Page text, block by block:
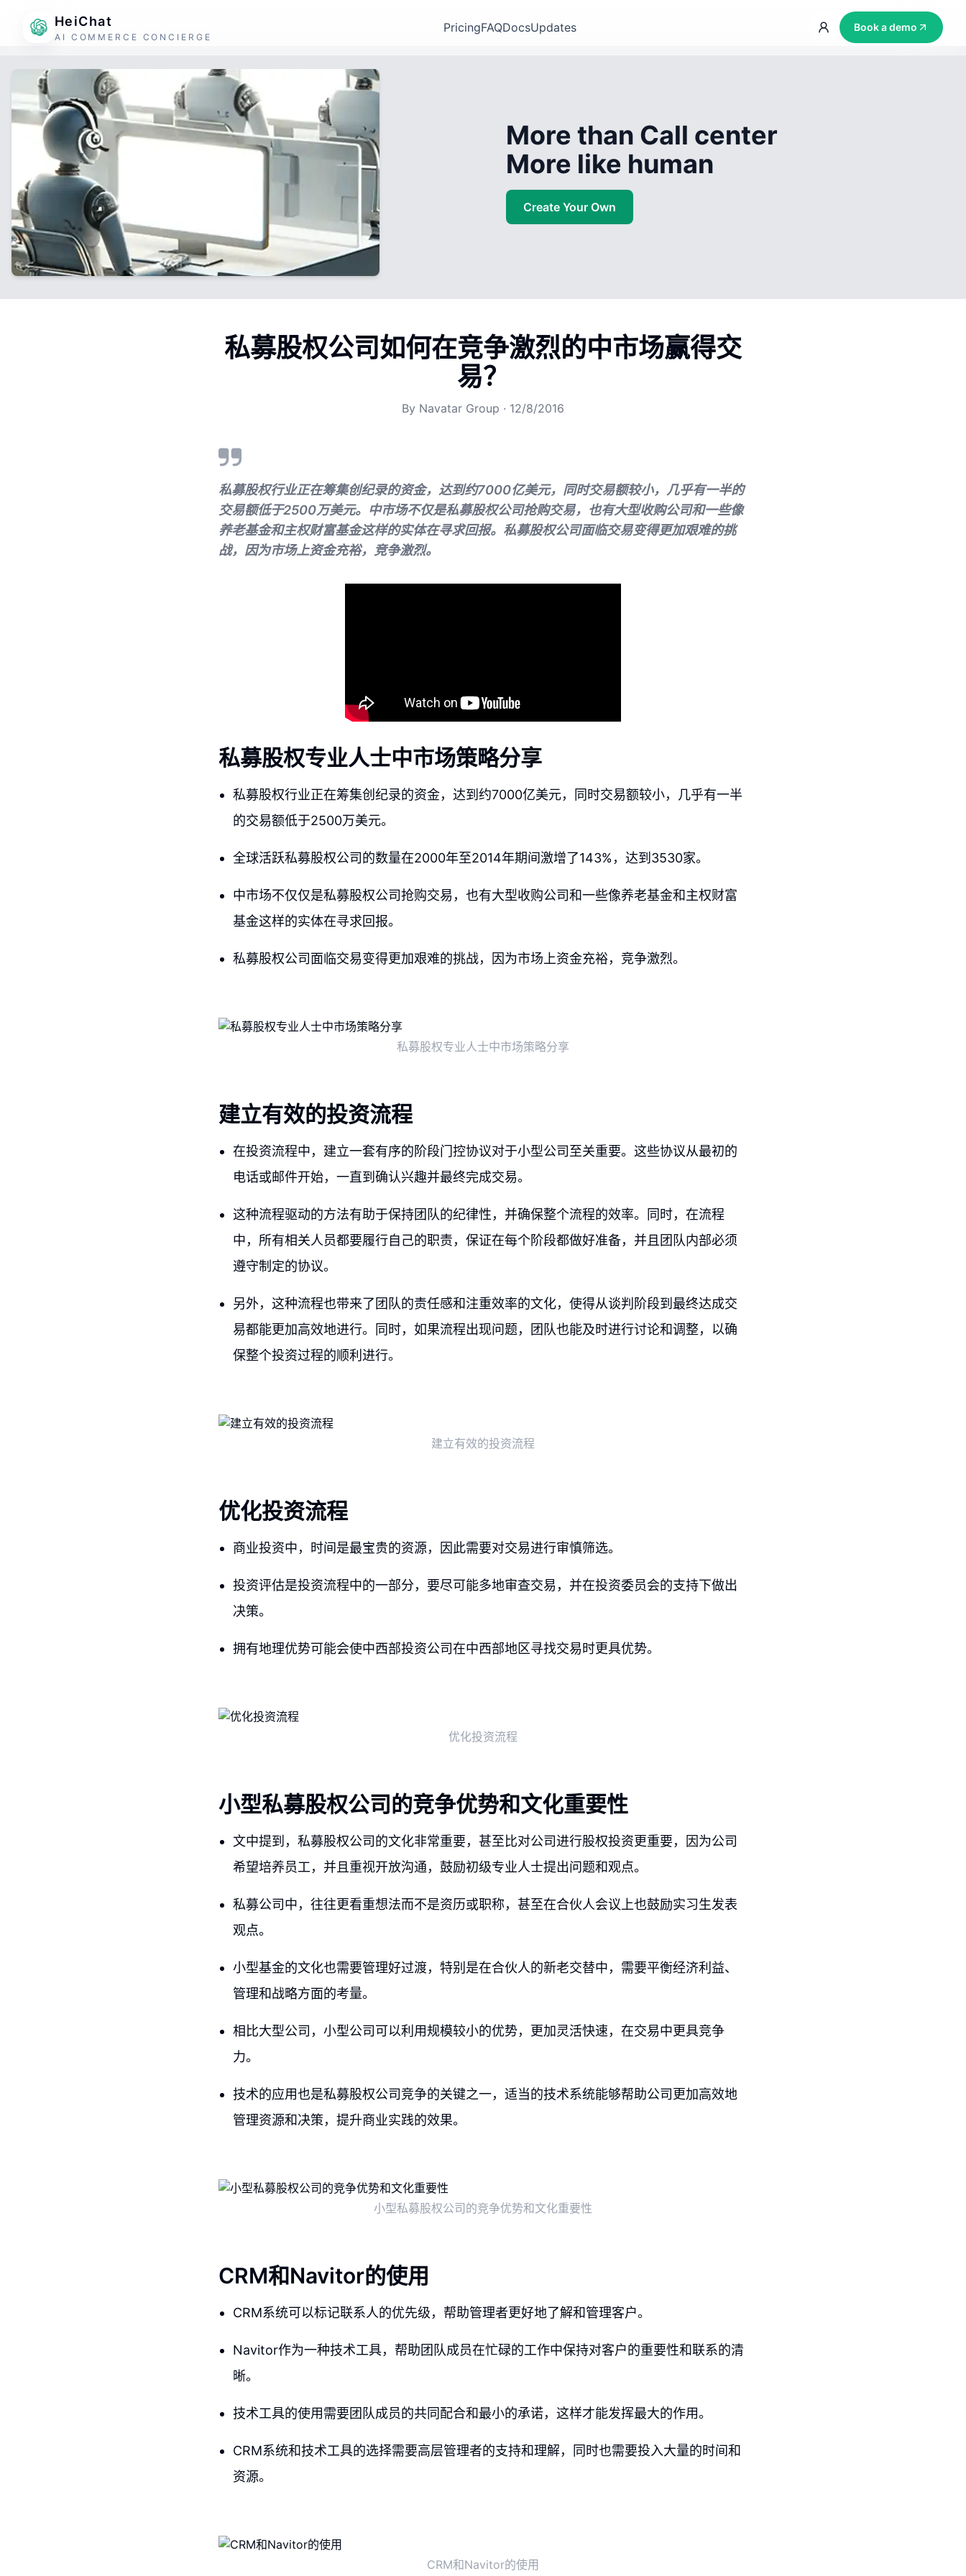
HeiChat
AI COMMERCE CONCIERGE
PricingFAQDocsUpdates Book a demo
More than Call center
More like human
Create Your Own
私募股权公司如何在竞争激烈的中市场赢得交
易？
By Navatar Group · 12/8/2016
私募股权行业正在筹集创纪录的资金，达到约7000亿美元，同时交易额较小，几乎有一半的
交易额低于2500万美元。中市场不仅是私募股权公司抢购交易，也有大型收购公司和一些像
养老基金和主权财富基金这样的实体在寻求回报。私募股权公司面临交易变得更加艰难的挑
战，因为市场上资金充裕，竞争激烈。
私募股权专业人士中市场策略分享
私募股权行业正在筹集创纪录的资金，达到约7000亿美元，同时交易额较小，几乎有一半
的交易额低于2500万美元。
全球活跃私募股权公司的数量在2000年至2014年期间激增了143%，达到3530家。
中市场不仅仅是私募股权公司抢购交易，也有大型收购公司和一些像养老基金和主权财富
基金这样的实体在寻求回报。
私募股权公司面临交易变得更加艰难的挑战，因为市场上资金充裕，竞争激烈。
私募股权专业人士中市场策略分享
建立有效的投资流程
在投资流程中，建立一套有序的阶段门控协议对于小型公司至关重要。这些协议从最初的
电话或邮件开始，一直到确认兴趣并最终完成交易。
这种流程驱动的方法有助于保持团队的纪律性，并确保整个流程的效率。同时，在流程
中，所有相关人员都要履行自己的职责，保证在每个阶段都做好准备，并且团队内部必须
遵守制定的协议。
另外，这种流程也带来了团队的责任感和注重效率的文化，使得从谈判阶段到最终达成交
易都能更加高效地进行。同时，如果流程出现问题，团队也能及时进行讨论和调整，以确
保整个投资过程的顺利进行。
建立有效的投资流程
优化投资流程
商业投资中，时间是最宝贵的资源，因此需要对交易进行审慎筛选。
投资评估是投资流程中的一部分，要尽可能多地审查交易，并在投资委员会的支持下做出
决策。
拥有地理优势可能会使中西部投资公司在中西部地区寻找交易时更具优势。
优化投资流程
小型私募股权公司的竞争优势和文化重要性
文中提到，私募股权公司的文化非常重要，甚至比对公司进行股权投资更重要，因为公司
希望培养员工，并且重视开放沟通，鼓励初级专业人士提出问题和观点。
私募公司中，往往更看重想法而不是资历或职称，甚至在合伙人会议上也鼓励实习生发表
观点。
小型基金的文化也需要管理好过渡，特别是在合伙人的新老交替中，需要平衡经济利益、
管理和战略方面的考量。
相比大型公司，小型公司可以利用规模较小的优势，更加灵活快速，在交易中更具竞争
力。
技术的应用也是私募股权公司竞争的关键之一，适当的技术系统能够帮助公司更加高效地
管理资源和决策，提升商业实践的效果。
小型私募股权公司的竞争优势和文化重要性
CRM和Navitor的使用
CRM系统可以标记联系人的优先级，帮助管理者更好地了解和管理客户。
Navitor作为一种技术工具，帮助团队成员在忙碌的工作中保持对客户的重要性和联系的清
晰。
技术工具的使用需要团队成员的共同配合和最小的承诺，这样才能发挥最大的作用。
CRM系统和技术工具的选择需要高层管理者的支持和理解，同时也需要投入大量的时间和
资源。
CRM和Navitor的使用